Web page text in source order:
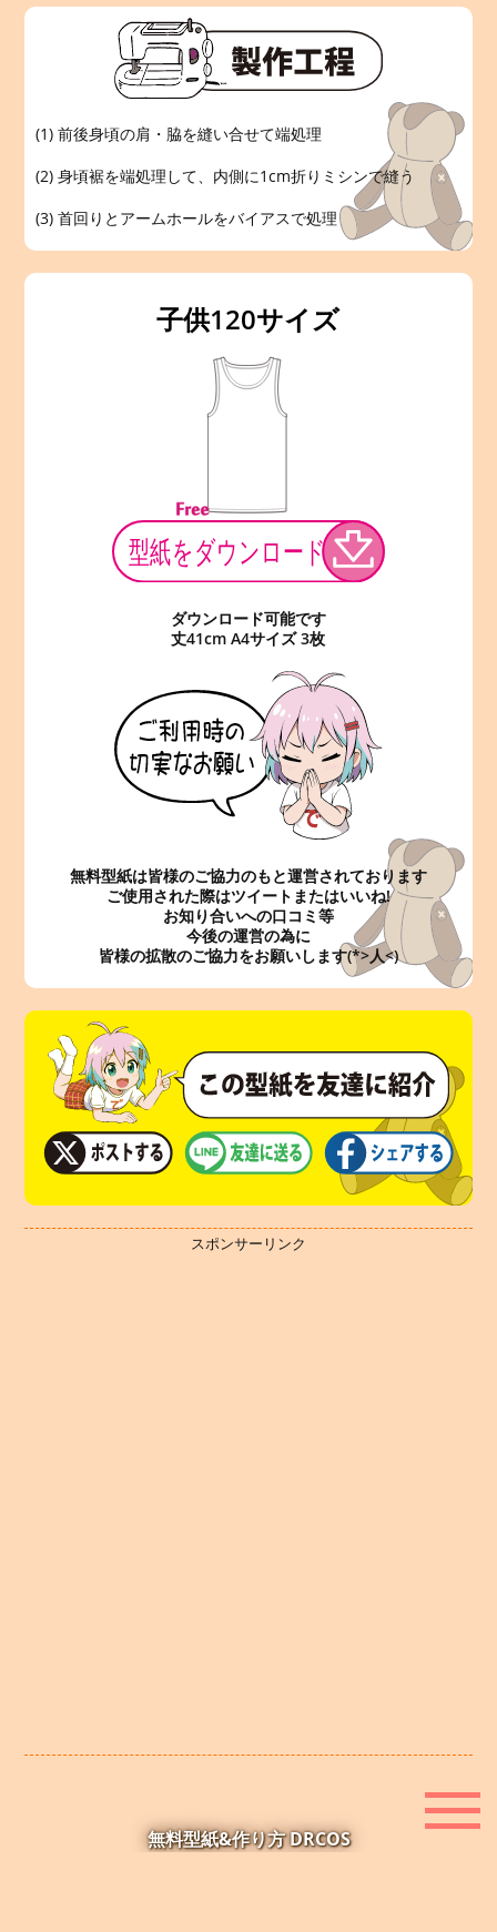
(1) 前後身頃の肩・脇を縫い合せて端処理
(2) 身頃裾を端処理して、内側に1cm折りミシンで縫う
(3) 首回りとアームホールをバイアスで処理
子供120サイズ
ダウンロード可能です
丈41cm A4サイズ 3枚
無料型紙は皆様のご協力のもと運営されております
ご使用された際はツイートまたはいいね!
お知り合いへの口コミ等
今後の運営の為に
皆様の拡散のご協力をお願いします(*>人<)
スポンサーリンク
無料型紙&作り方 DRCOS